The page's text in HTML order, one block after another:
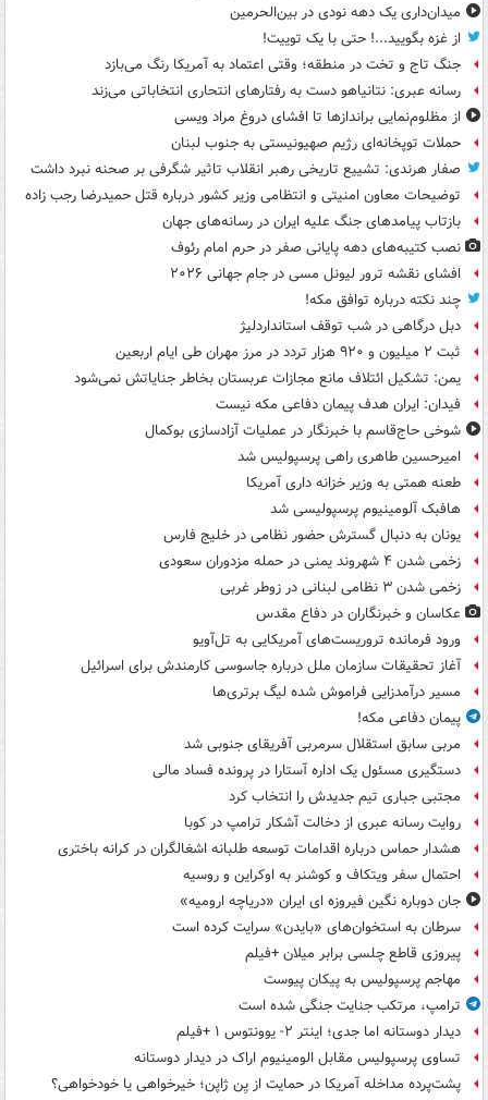
میدان‌داری یک دهه نودی در بین‌الحرمین
از غزه بگویید...! حتی با یک توییت!
جنگ تاج و تخت در منطقه؛ وقتی اعتماد به آمریکا رنگ می‌بازد
رسانه عبری: نتانیاهو دست به رفتارهای انتحاری انتخاباتی می‌زند
از مظلوم‌نمایی براندازها تا افشای دروغ مراد ویسی
حملات توپخانه‌ای رژیم صهیونیستی به جنوب لبنان
صفار هرندی: تشییع تاریخی رهبر انقلاب تاثیر شگرفی بر صحنه نبرد داشت
توضیحات معاون امنیتی و انتظامی وزیر کشور درباره قتل حمیدرضا رجب زاده
بازتاب پیامدهای جنگ علیه ایران در رسانه‌های جهان
نصب کتیبه‌های دهه پایانی صفر در حرم امام رئوف
افشای نقشه ترور لیونل مسی در جام جهانی ۲۰۲۶
چند نکته درباره توافق مکه!
دبل درگاهی در شب توقف استانداردلیژ
ثبت ۲ میلیون و ۹۲۰ هزار تردد در مرز مهران طی ایام اربعین
یمن: تشکیل ائتلاف مانع مجازات عربستان بخاطر جنایاتش نمی‌شود
فیدان: ایران هدف پیمان دفاعی مکه نیست
شوخی حاج‌قاسم با خبرنگار در عملیات آزادسازی بوکمال
امیرحسین طاهری راهی پرسپولیس شد
طعنه همتی به وزیر خزانه داری آمریکا
هافبک آلومینیوم پرسپولیسی شد
یونان به دنبال گسترش حضور نظامی در خلیج فارس
زخمی شدن ۴ شهروند یمنی در حمله مزدوران سعودی
زخمی شدن ۳ نظامی لبنانی در زوطر غربی
عکاسان و خبرنگاران در دفاع مقدس
ورود فرمانده تروریست‌های آمریکایی به تل‌آویو
آغاز تحقیقات سازمان ملل درباره جاسوسی کارمندش برای اسرائیل
مسیر درآمدزایی فراموش شده لیگ برتری‌ها
پیمان دفاعی مکه!
مربی سابق استقلال سرمربی آفریقای جنوبی شد
دستگیری مسئول یک اداره آستارا در پرونده فساد مالی
مجتبی جباری تیم جدیدش را انتخاب کرد
روایت رسانه عبری از دخالت آشکار ترامپ در کوبا
هشدار حماس درباره اقدامات توسعه طلبانه اشغالگران در کرانه باختری
احتمال سفر ویتکاف و کوشنر به اوکراین و روسیه
جان دوباره نگین فیروزه ای ایران «دریاچه ارومیه»
سرطان به استخوان‌های «بایدن» سرایت کرده است
پیروزی قاطع چلسی برابر میلان +فیلم
مهاجم پرسپولیس به پیکان پیوست
ترامپ، مرتکب جنایت جنگی شده است
دیدار دوستانه اما جدی؛ اینتر ۲- یوونتوس ۱ +فیلم
تساوی پرسپولیس مقابل الومینیوم اراک در دیدار دوستانه
پشت‌پرده مداخله آمریکا در حمایت از یِن ژاپن؛ خیرخواهی یا خودخواهی؟